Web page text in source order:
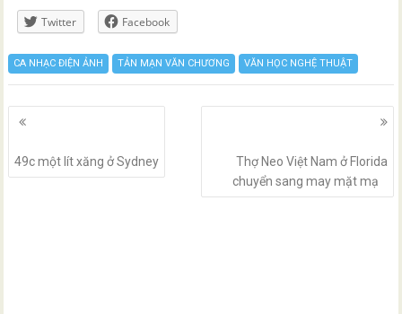
Twitter Facebook
CA NHẠC ĐIỆN ẢNH TẢN MẠN VĂN CHƯƠNG VĂN HỌC NGHỆ THUẬT
Posts
49c một lít xăng ở Sydney
Thợ Neo Việt Nam ở Florida
chuyển sang may mặt mạ